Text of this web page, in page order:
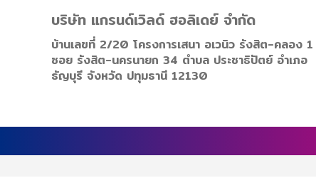
บริษัท แกรนด์เวิลด์ ฮอลิเดย์ จำกัด
บ้านเลขที่ 2/20 โครงการเสนา อเวนิว รังสิต-คลอง 1
ซอย รังสิต-นครนายก 34 ตำบล ประชาธิปัตย์ อำเภอ
ธัญบุรี จังหวัด ปทุมธานี 12130